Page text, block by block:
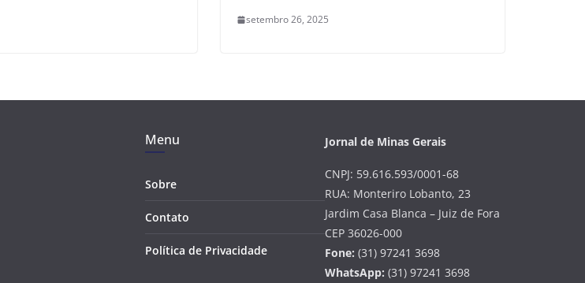
setembro 26, 2025
Menu
Sobre
Contato
Política de Privacidade
Jornal de Minas Gerais
CNPJ: 59.616.593/0001-68
RUA: Monteriro Lobanto, 23
Jardim Casa Blanca – Juiz de Fora
CEP 36026-000
Fone: (31) 97241 3698
WhatsApp: (31) 97241 3698